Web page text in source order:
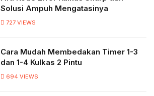
Solusi Ampuh Mengatasinya
727 VIEWS
Cara Mudah Membedakan Timer 1-3
dan 1-4 Kulkas 2 Pintu
694 VIEWS